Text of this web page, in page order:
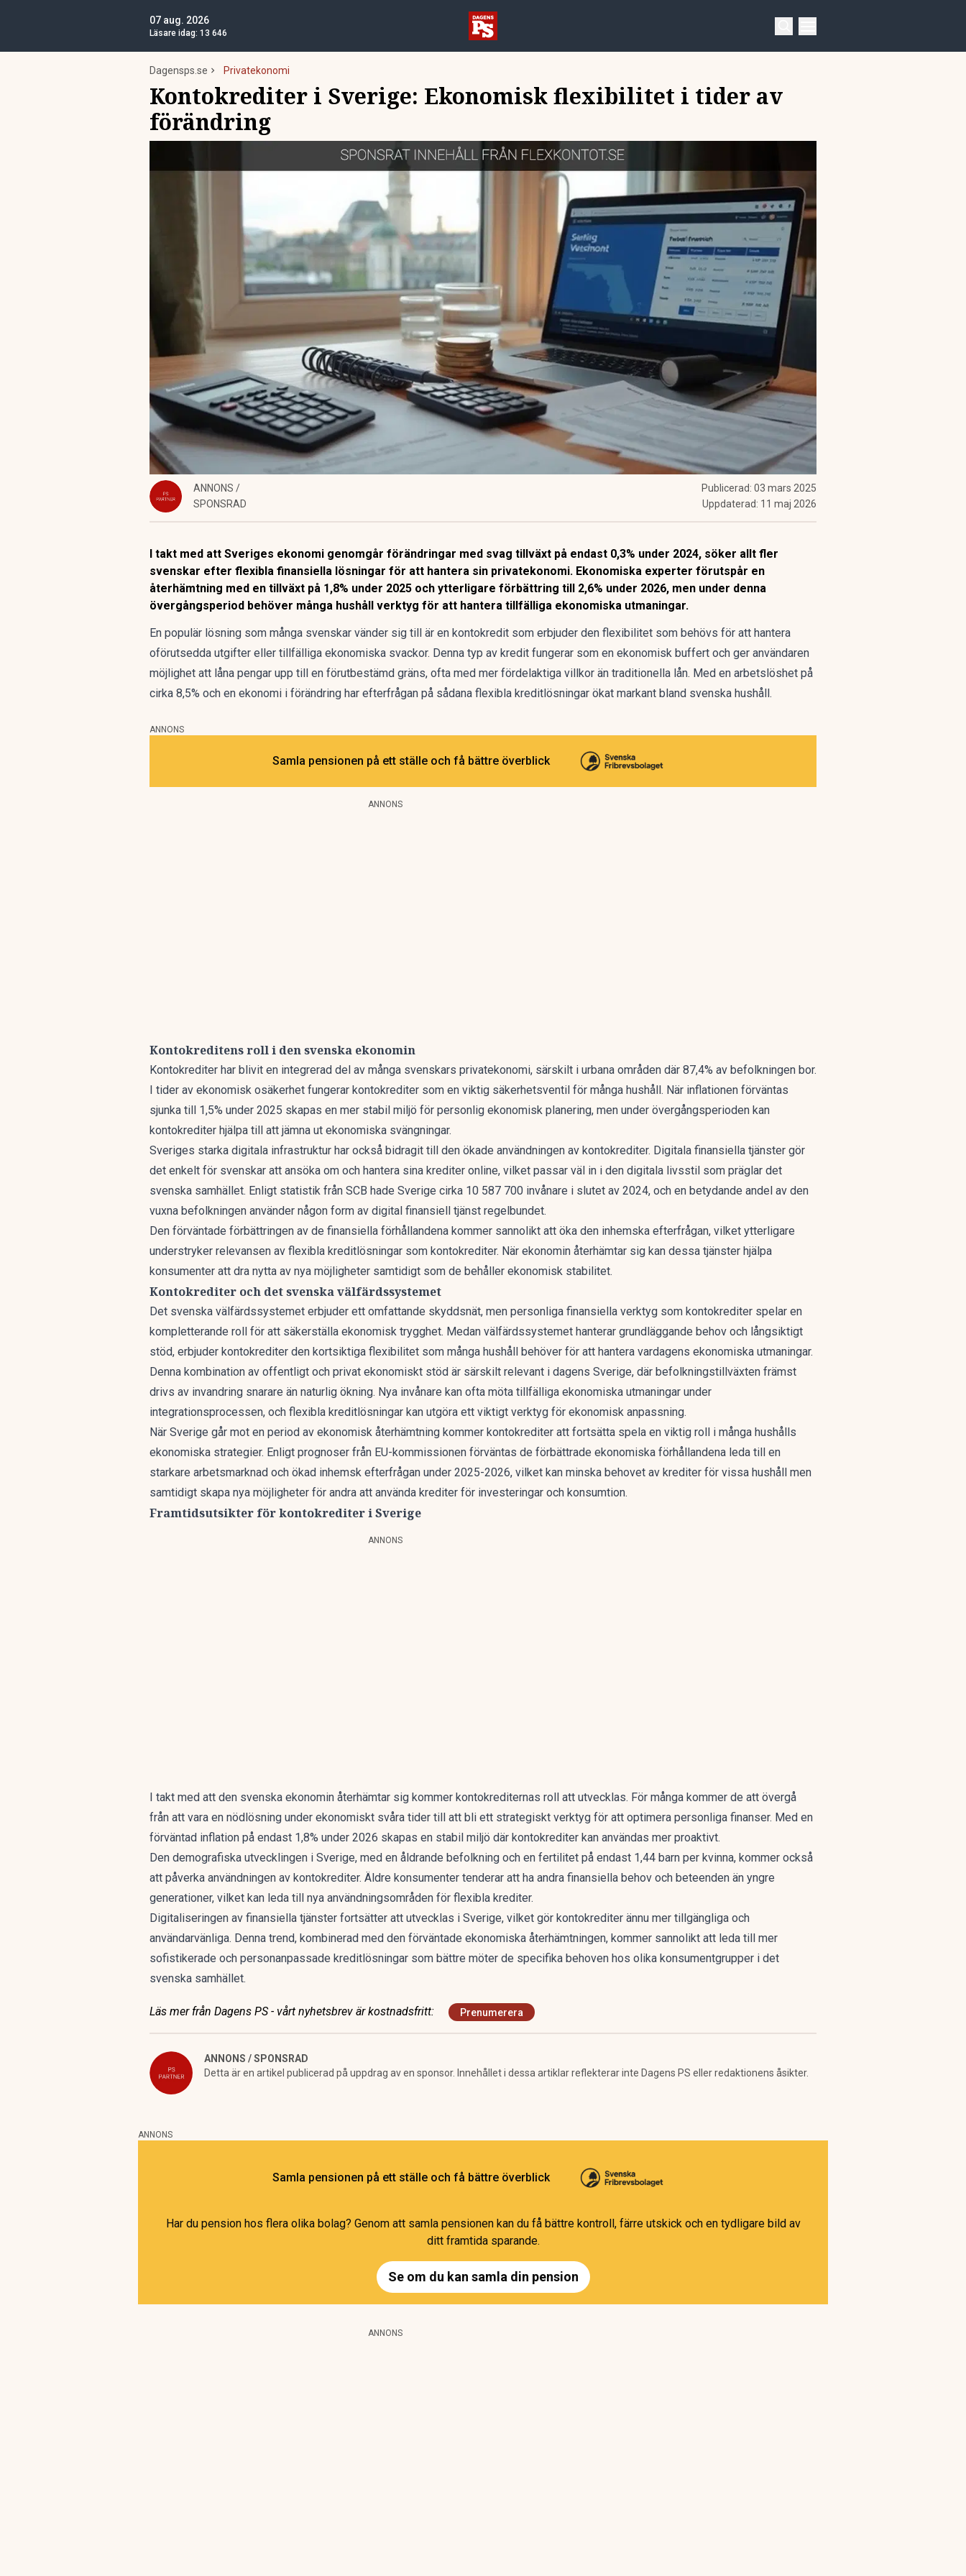
07 aug. 2026
Läsare idag: 13 646
Dagensps.se Privatekonomi
Kontokrediter i Sverige: Ekonomisk flexibilitet i tider av
förändring
ANNONS /
SPONSRAD
Publicerad: 03 mars 2025
Uppdaterad: 11 maj 2026
I takt med att Sveriges ekonomi genomgår förändringar med svag tillväxt på endast 0,3% under 2024, söker allt fler
svenskar efter flexibla finansiella lösningar för att hantera sin privatekonomi. Ekonomiska experter förutspår en
återhämtning med en tillväxt på 1,8% under 2025 och ytterligare förbättring till 2,6% under 2026, men under denna
övergångsperiod behöver många hushåll verktyg för att hantera tillfälliga ekonomiska utmaningar.
En populär lösning som många svenskar vänder sig till är en kontokredit som erbjuder den flexibilitet som behövs för att hantera
oförutsedda utgifter eller tillfälliga ekonomiska svackor. Denna typ av kredit fungerar som en ekonomisk buffert och ger användaren
möjlighet att låna pengar upp till en förutbestämd gräns, ofta med mer fördelaktiga villkor än traditionella lån. Med en arbetslöshet på
cirka 8,5% och en ekonomi i förändring har efterfrågan på sådana flexibla kreditlösningar ökat markant bland svenska hushåll.
ANNONS
Samla pensionen på ett ställe och få bättre överblick
ANNONS
Kontokreditens roll i den svenska ekonomin
Kontokrediter har blivit en integrerad del av många svenskars privatekonomi, särskilt i urbana områden där 87,4% av befolkningen bor.
I tider av ekonomisk osäkerhet fungerar kontokrediter som en viktig säkerhetsventil för många hushåll. När inflationen förväntas
sjunka till 1,5% under 2025 skapas en mer stabil miljö för personlig ekonomisk planering, men under övergångsperioden kan
kontokrediter hjälpa till att jämna ut ekonomiska svängningar.
Sveriges starka digitala infrastruktur har också bidragit till den ökade användningen av kontokrediter. Digitala finansiella tjänster gör
det enkelt för svenskar att ansöka om och hantera sina krediter online, vilket passar väl in i den digitala livsstil som präglar det
svenska samhället. Enligt statistik från SCB hade Sverige cirka 10 587 700 invånare i slutet av 2024, och en betydande andel av den
vuxna befolkningen använder någon form av digital finansiell tjänst regelbundet.
Den förväntade förbättringen av de finansiella förhållandena kommer sannolikt att öka den inhemska efterfrågan, vilket ytterligare
understryker relevansen av flexibla kreditlösningar som kontokrediter. När ekonomin återhämtar sig kan dessa tjänster hjälpa
konsumenter att dra nytta av nya möjligheter samtidigt som de behåller ekonomisk stabilitet.
Kontokrediter och det svenska välfärdssystemet
Det svenska välfärdssystemet erbjuder ett omfattande skyddsnät, men personliga finansiella verktyg som kontokrediter spelar en
kompletterande roll för att säkerställa ekonomisk trygghet. Medan välfärdssystemet hanterar grundläggande behov och långsiktigt
stöd, erbjuder kontokrediter den kortsiktiga flexibilitet som många hushåll behöver för att hantera vardagens ekonomiska utmaningar.
Denna kombination av offentligt och privat ekonomiskt stöd är särskilt relevant i dagens Sverige, där befolkningstillväxten främst
drivs av invandring snarare än naturlig ökning. Nya invånare kan ofta möta tillfälliga ekonomiska utmaningar under
integrationsprocessen, och flexibla kreditlösningar kan utgöra ett viktigt verktyg för ekonomisk anpassning.
När Sverige går mot en period av ekonomisk återhämtning kommer kontokrediter att fortsätta spela en viktig roll i många hushålls
ekonomiska strategier. Enligt prognoser från EU-kommissionen förväntas de förbättrade ekonomiska förhållandena leda till en
starkare arbetsmarknad och ökad inhemsk efterfrågan under 2025-2026, vilket kan minska behovet av krediter för vissa hushåll men
samtidigt skapa nya möjligheter för andra att använda krediter för investeringar och konsumtion.
Framtidsutsikter för kontokrediter i Sverige
ANNONS
I takt med att den svenska ekonomin återhämtar sig kommer kontokrediternas roll att utvecklas. För många kommer de att övergå
från att vara en nödlösning under ekonomiskt svåra tider till att bli ett strategiskt verktyg för att optimera personliga finanser. Med en
förväntad inflation på endast 1,8% under 2026 skapas en stabil miljö där kontokrediter kan användas mer proaktivt.
Den demografiska utvecklingen i Sverige, med en åldrande befolkning och en fertilitet på endast 1,44 barn per kvinna, kommer också
att påverka användningen av kontokrediter. Äldre konsumenter tenderar att ha andra finansiella behov och beteenden än yngre
generationer, vilket kan leda till nya användningsområden för flexibla krediter.
Digitaliseringen av finansiella tjänster fortsätter att utvecklas i Sverige, vilket gör kontokrediter ännu mer tillgängliga och
användarvänliga. Denna trend, kombinerad med den förväntade ekonomiska återhämtningen, kommer sannolikt att leda till mer
sofistikerade och personanpassade kreditlösningar som bättre möter de specifika behoven hos olika konsumentgrupper i det
svenska samhället.
Läs mer från Dagens PS - vårt nyhetsbrev är kostnadsfritt: Prenumerera
ANNONS / SPONSRAD
Detta är en artikel publicerad på uppdrag av en sponsor. Innehållet i dessa artiklar reflekterar inte Dagens PS eller redaktionens åsikter.
ANNONS
Samla pensionen på ett ställe och få bättre överblick
Har du pension hos flera olika bolag? Genom att samla pensionen kan du få bättre kontroll, färre utskick och en tydligare bild av
ditt framtida sparande.
Se om du kan samla din pension
ANNONS